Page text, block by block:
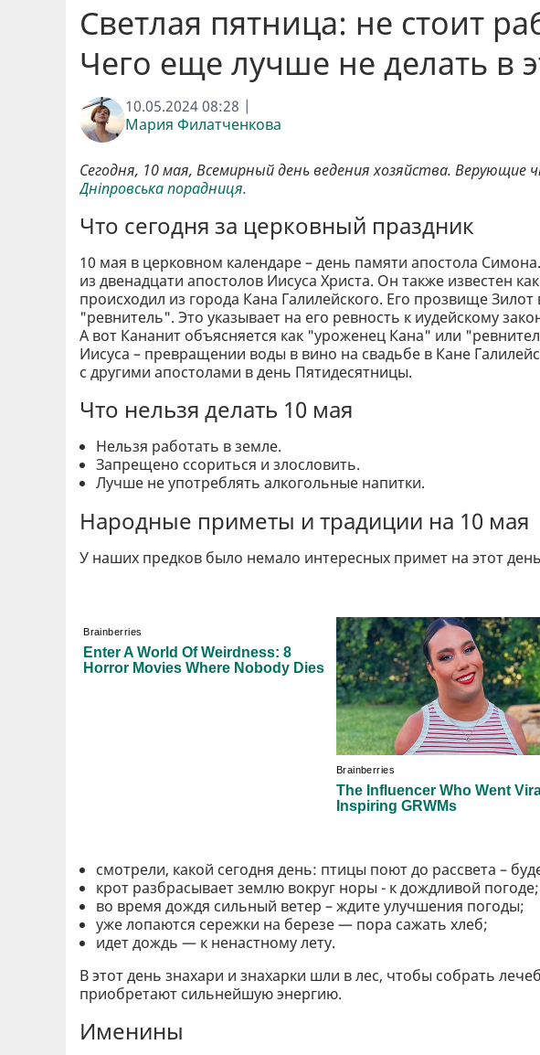
Светлая пятница: не стоит
Чего еще лучше не делать в
10.05.2024 08:28 |
Мария Филатченкова
Сегодня, 10 мая, Всемирный день ведения хозяйства.
Дніпровська порадниця.
Что сегодня за церковный праздник
10 мая в церковном календаре – день памяти апостола
из двенадцати апостолов Иисуса Христа. Он также известен
происходил из города Кана Галилейского. Его прозвище Зилот
"ревнитель". Это указывает на его ревность к иудейскому
А вот Кананит объясняется как "уроженец Кана" или
Иисуса – превращении воды в вино на свадьбе в Кане
с другими апостолами в день Пятидесятницы.
Что нельзя делать 10 мая
Нельзя работать в земле.
Запрещено ссориться и злословить.
Лучше не употреблять алкогольные напитки.
Народные приметы и традиции на 10 мая
У наших предков было немало интересных примет на этот
смотрели, какой сегодня день: птицы поют до рассвета –
крот разбрасывает землю вокруг норы - к дождливой погоде;
во время дождя сильный ветер – ждите улучшения погоды;
уже лопаются сережки на березе — пора сажать хлеб;
идет дождь — к ненастному лету.
В этот день знахари и знахарки шли в лес, чтобы собрать
приобретают сильнейшую энергию.
Именины